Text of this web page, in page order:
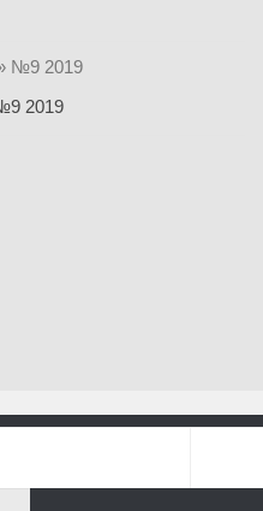
2019